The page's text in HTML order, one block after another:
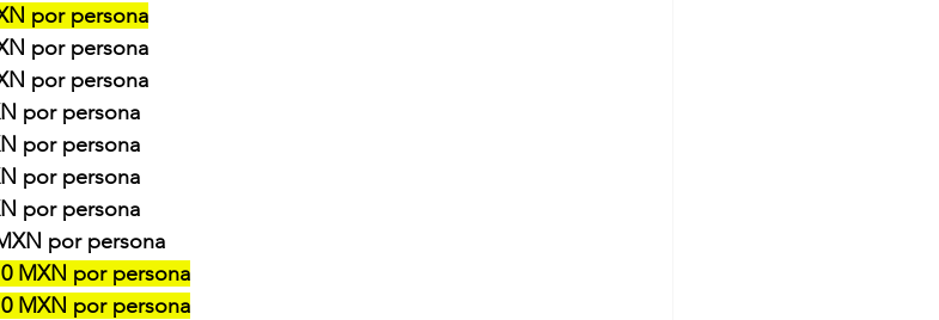
por persona
por persona
por persona
por persona
por persona
por persona
por persona
por persona
MXN por persona
MXN por persona